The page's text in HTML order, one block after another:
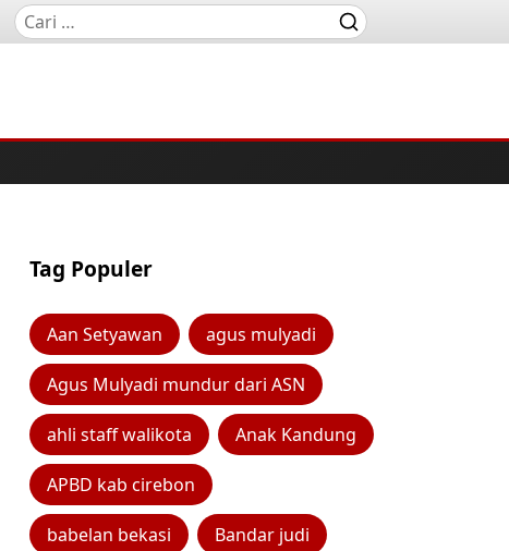
Tag Populer
Aan Setyawan agus mulyadi
Agus Mulyadi mundur dari ASN
ahli staff walikota Anak Kandung
APBD kab cirebon
babelan bekasi Bandar judi